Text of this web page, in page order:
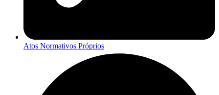
Atos Normativos Próprios